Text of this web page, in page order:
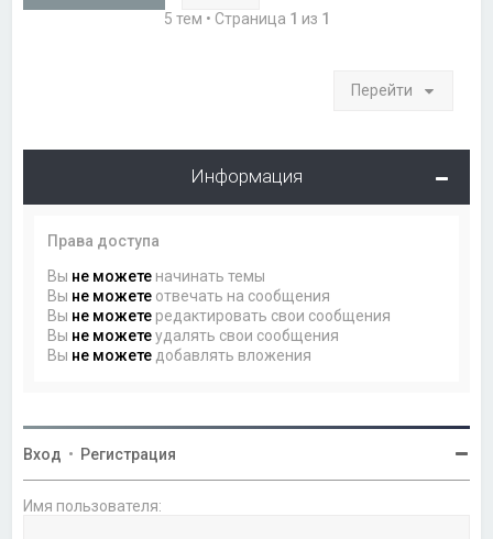
5 тем • Страница 1 из 1
Перейти
Информация
Права доступа
Вы не можете начинать темы
Вы не можете отвечать на сообщения
Вы не можете редактировать свои сообщения
Вы не можетеудалять свои сообщения
Вы не можете добавлять вложения
Вход • Регистрация
Имя пользователя: